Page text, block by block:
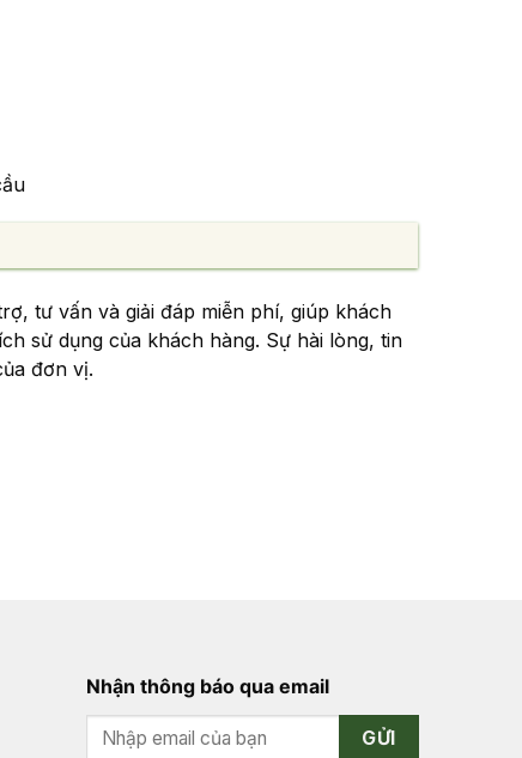
tư vấn và giải đáp miễn phí, giúp khách
sử dụng của khách hàng. Sự hài lòng, tin
đơn vị.
Nhận thông báo qua email
GỬI